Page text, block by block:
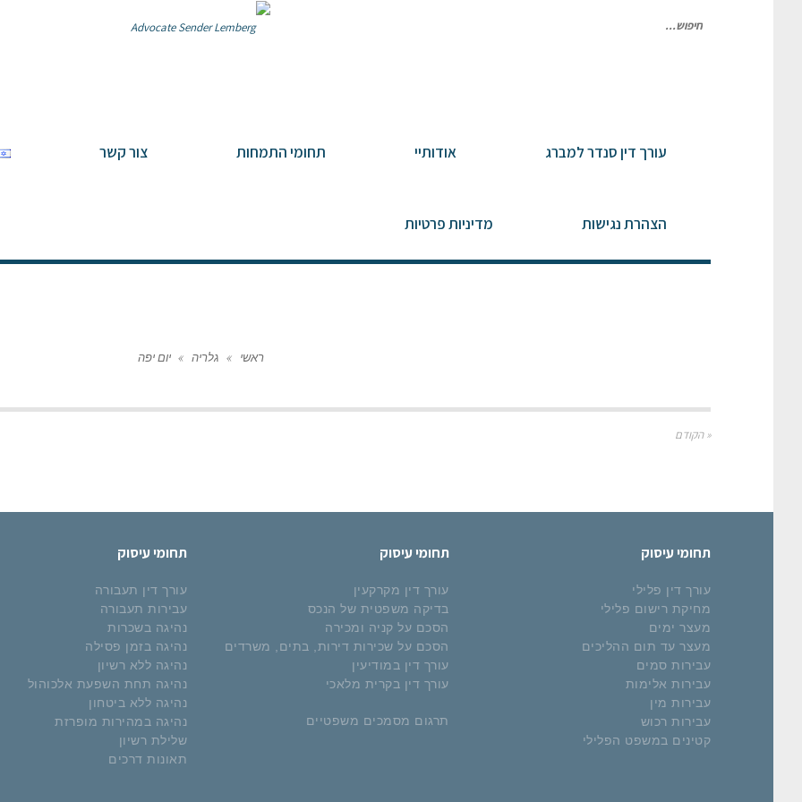
חיפוש
עורך דין סנדר למברג אודותיי תחומי התמחות צור קשר
הצהרת נגישות מדיניות פרטיות
ראשי » גלריה » יום יפה
« הקודם
תחומי עיסוק
עורך דין פלילי
מחיקת רישום פלילי
מעצר ימים
מעצר עד תום ההליכים
עבירות סמים
עבירות אלימות
עבירות מין
עבירות רכוש
קטינים במשפט הפלילי
תחומי עיסוק
עורך דין מקרקעין
בדיקה משפטית של הנכס
הסכם על קניה ומכירה
הסכם על שכירות דירות, בתים, משרדים
עורך דין במודיעין
עורך דין בקרית מלאכי
תרגום מסמכים משפטיים
תחומי עיסוק
עורך דין תעבורה
עבירות תעבורה
נהיגה בשכרות
נהיגה בזמן פסילה
נהיגה ללא רשיון
נהיגה תחת השפעת אלכוהול
נהיגה ללא ביטחון
נהיגה במהירות מופרזת
שלילת רשיון
תאונות דרכים